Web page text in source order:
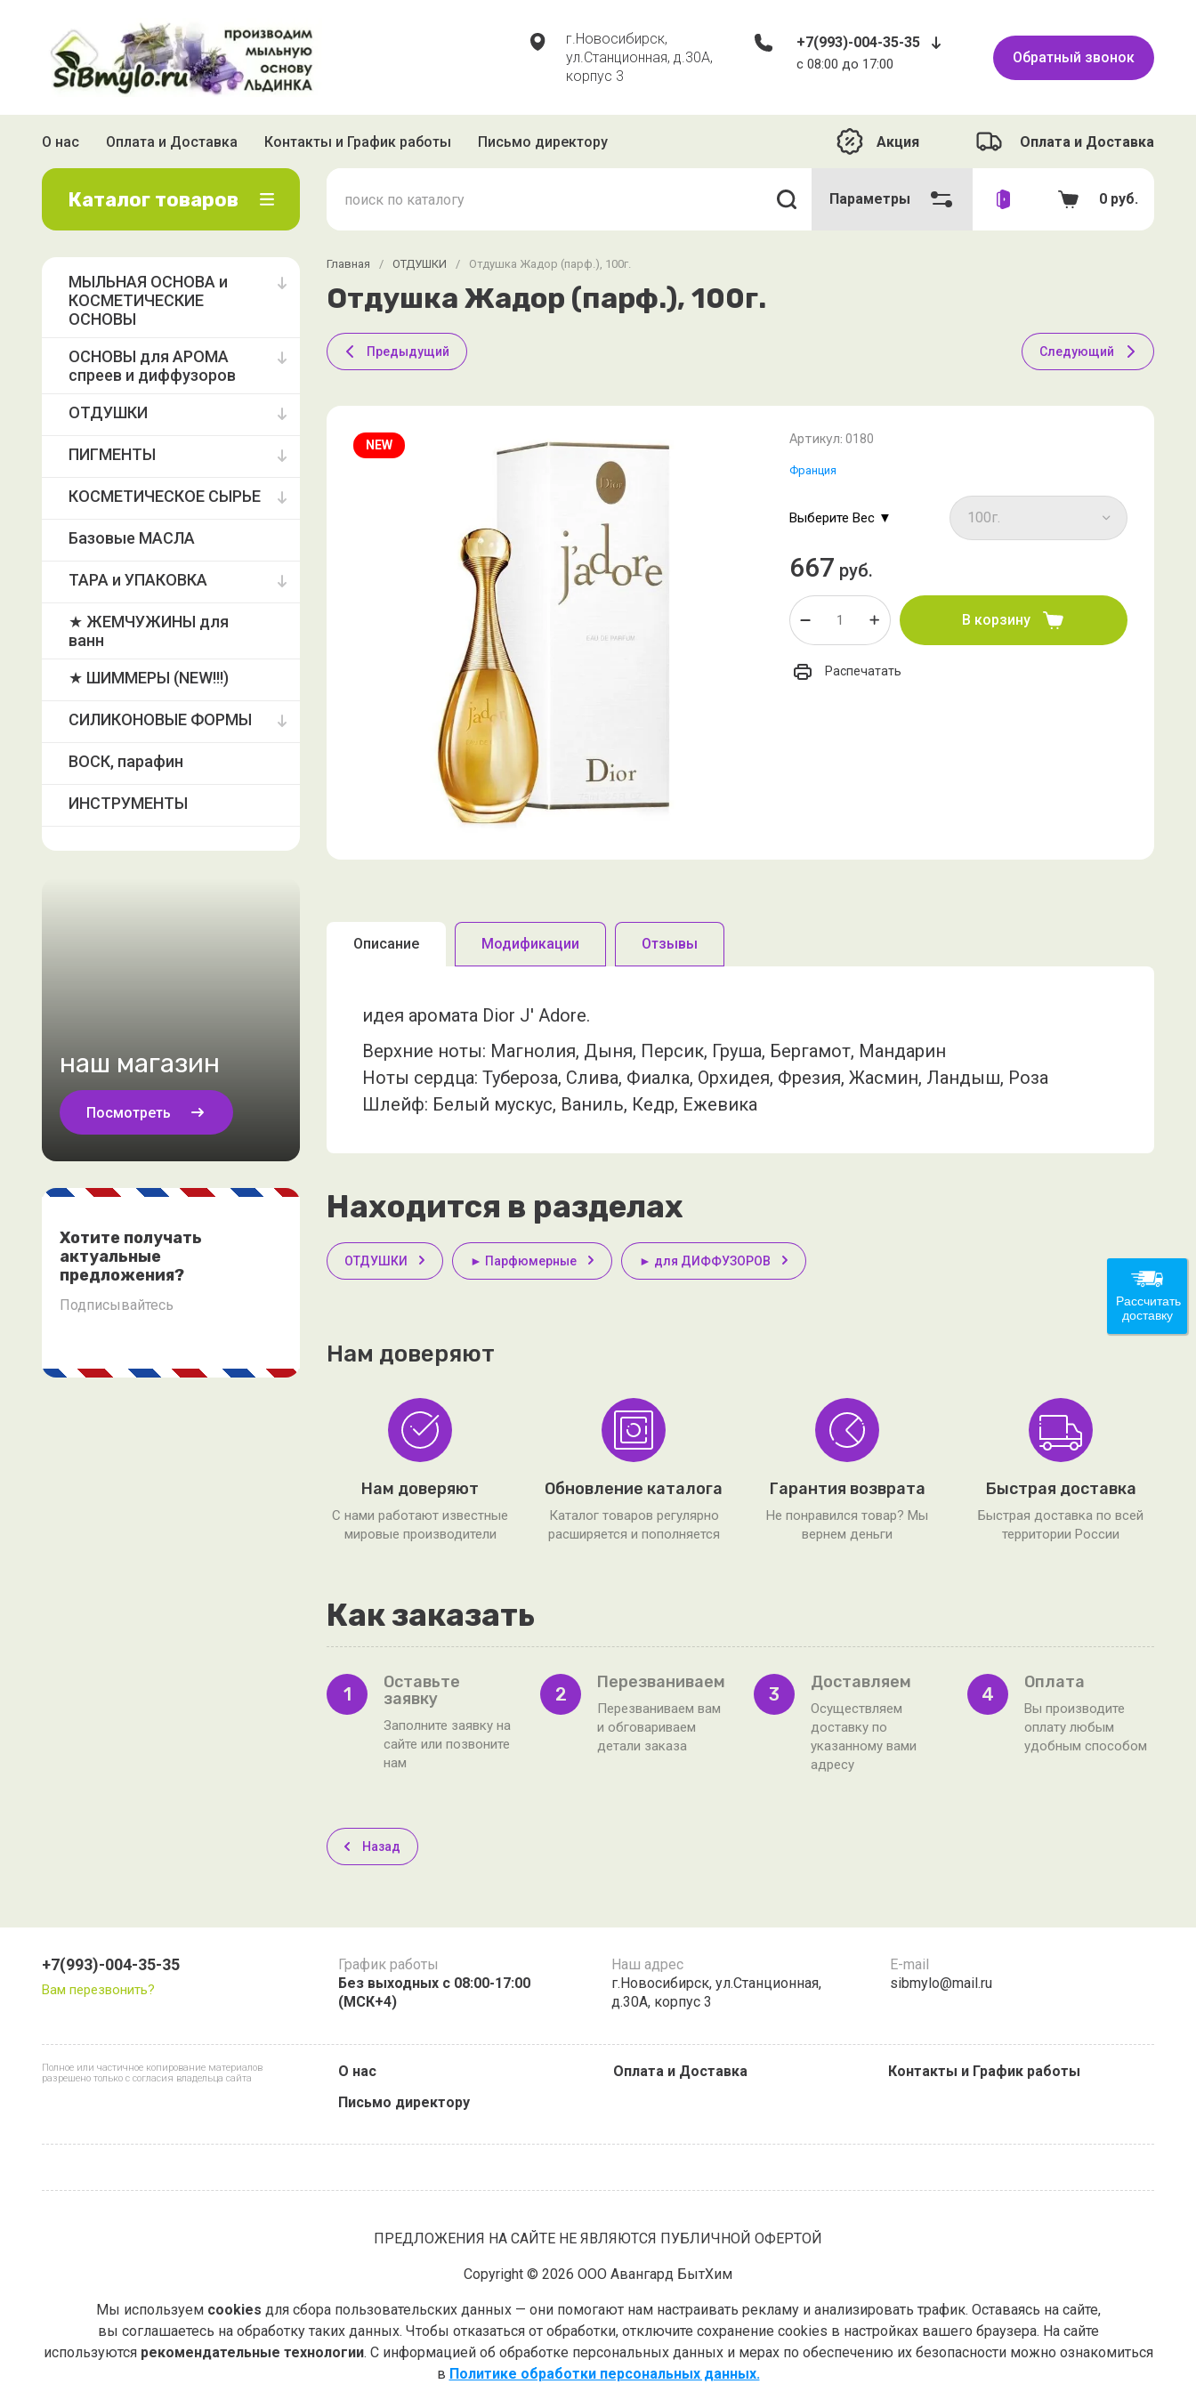
г.Новосибирск,
ул.Станционная, д.30А,
корпус 3
+7(993)-004-35-35
c 08:00 до 17:00 Обратный звонок
О нас Оплата и Доставка Контакты и График работы Письмо директору Акция Оплата и Доставка
Каталог товаров Параметры 0 руб.
МЫЛЬНАЯ ОСНОВА и
КОСМЕТИЧЕСКИЕ
ОСНОВЫ
ОСНОВЫ для АРОМА
спреев и диффузоров
ОТДУШКИ
ПИГМЕНТЫ
КОСМЕТИЧЕСКОЕ СЫРЬЕ
Базовые МАСЛА
ТАРА и УПАКОВКА
★ ЖЕМЧУЖИНЫ для
ванн
★ ШИММЕРЫ (NEW!!!)
СИЛИКОНОВЫЕ ФОРМЫ
ВОСК, парафин
ИНСТРУМЕНТЫ
наш магазин
Посмотреть
Хотите получать
актуальные
предложения?
Подписывайтесь
Главная / ОТДУШКИ / Отдушка Жадор (парф.), 100г.
Отдушка Жадор (парф.), 100г.
Предыдущий Следующий
NEW Артикул: 0180
Франция
Выберите Вес ▼
667 руб.
В корзину
Распечатать
Описание Модификации Отзывы
идея аромата Dior J' Adore.
Верхние ноты: Магнолия, Дыня, Персик, Груша, Бергамот, Мандарин
Ноты сердца: Тубероза, Слива, Фиалка, Орхидея, Фрезия, Жасмин, Ландыш, Роза
Шлейф: Белый мускус, Ваниль, Кедр, Ежевика
Находится в разделах
ОТДУШКИ ► Парфюмерные ► для ДИФФУЗОРОВ
Нам доверяют
Нам доверяют
С нами работают известные
мировые производители
Обновление каталога
Каталог товаров регулярно
расширяется и пополняется
Гарантия возврата
Не понравился товар? Мы
вернем деньги
Быстрая доставка
Быстрая доставка по всей
территории России
Как заказать
1
Оставьте
заявку
Заполните заявку на
сайте или позвоните
нам
2
Перезваниваем
Перезваниваем вам
и обговариваем
детали заказа
3
Доставляем
Осуществляем
доставку по
указанному вами
адресу
4
Оплата
Вы производите
оплату любым
удобным способом
Назад
+7(993)-004-35-35
Вам перезвонить?
График работы
Без выходных с 08:00-17:00
(МСК+4)
Наш адрес
г.Новосибирск, ул.Станционная,
д.30А, корпус 3
E-mail
sibmylo@mail.ru
Полное или частичное копирование материалов
разрешено только с согласия владельца сайта
О нас Оплата и Доставка
Контакты и График работы
Письмо директору
ПРЕДЛОЖЕНИЯ НА САЙТЕ НЕ ЯВЛЯЮТСЯ ПУБЛИЧНОЙ ОФЕРТОЙ
Copyright © 2026 ООО Авангард БытХим
Мы используем cookies для сбора пользовательских данных — они помогают нам настраивать рекламу и анализировать трафик. Оставаясь на сайте,
вы соглашаетесь на обработку таких данных. Чтобы отказаться от обработки, отключите сохранение cookies в настройках вашего браузера. На сайте
используются рекомендательные технологии. С информацией об обработке персональных данных и мерах по обеспечению их безопасности можно ознакомиться
в Политике обработки персональных данных.
Рассчитать
доставку